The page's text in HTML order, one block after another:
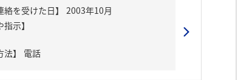
絡を受けた日】
2003年10月
指示】
法】
電話